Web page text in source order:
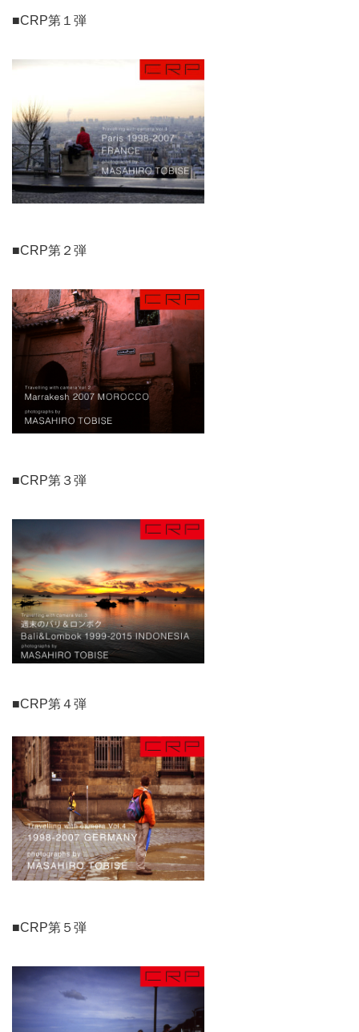
■CRP第１弾
■CRP第２弾
■CRP第３弾
■CRP第４弾
■CRP第５弾